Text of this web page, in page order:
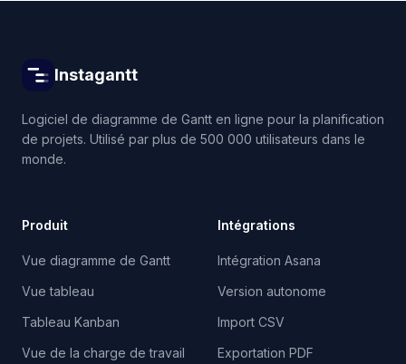
Instagantt
Logiciel de diagramme de Gantt en ligne pour la planification
de projets. Utilisé par plus de 500 000 utilisateurs dans le
monde.
Produit
Vue diagramme de Gantt
Vue tableau
Tableau Kanban
Vue de la charge de travail
Intégrations
Intégration Asana
Version autonome
Import CSV
Exportation PDF